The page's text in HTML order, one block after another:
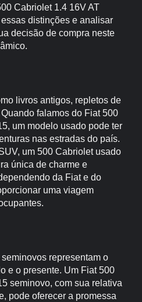
Cabriolet 1.4 16V AT
distinções e analisar
decisão de compra neste
livros antigos, repletos de
falamos do Fiat 500
um modelo usado pode ter
nas estradas do país.
um 500 Cabriolet usado
única de charme e
da Fiat e do
uma viagem
representam o
e o presente. Um Fiat 500
seminovo, com sua relativa
pode oferecer a promessa